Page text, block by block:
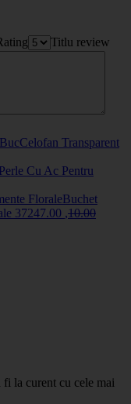
Titlu review
Celofan Transparent
Perle Cu Ac Pentru
Buchet
37247.00 ,10.00
fi la curent cu cele mai